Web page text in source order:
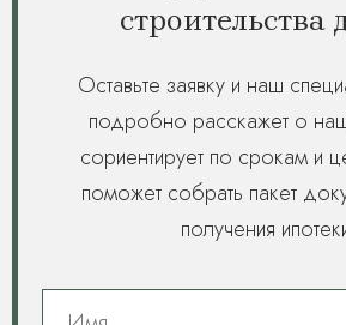
строительства
Оставьте заявку и наш
подробно расскажет о
сориентирует по срокам и
поможет собрать пакет
получения